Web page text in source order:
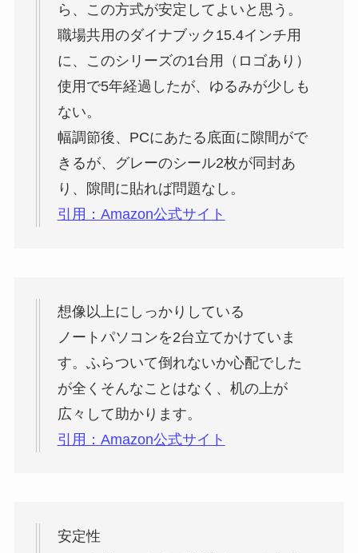
ら、この方式が安定してよいと思う。
職場共用のダイナブック15.4インチ用
に、このシリーズの1台用（ロゴあり）
使用で5年経過したが、ゆるみが少しも
ない。
幅調節後、PCにあたる底面に隙間がで
きるが、グレーのシール2枚が同封あ
り、隙間に貼れば問題なし。
引用：Amazon公式サイト
想像以上にしっかりしている
ノートパソコンを2台立てかけていま
す。ふらついて倒れないか心配でした
が全くそんなことはなく、机の上が
広々して助かります。
引用：Amazon公式サイト
安定性